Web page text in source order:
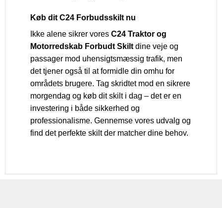
Køb dit C24 Forbudsskilt nu
Ikke alene sikrer vores C24 Traktor og
Motorredskab Forbudt Skilt dine veje og
passager mod uhensigtsmæssig trafik, men
det tjener også til at formidle din omhu for
områdets brugere. Tag skridtet mod en sikrere
morgendag og køb dit skilt i dag – det er en
investering i både sikkerhed og
professionalisme. Gennemse vores udvalg og
find det perfekte skilt der matcher dine behov.